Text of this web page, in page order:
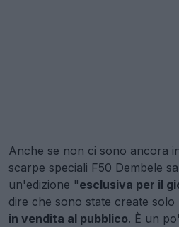
Anche se non ci sono ancora
scarpe speciali F50 Dembele
un'edizione "esclusiva per il
dire che sono state create solo
in vendita al pubblico. È un